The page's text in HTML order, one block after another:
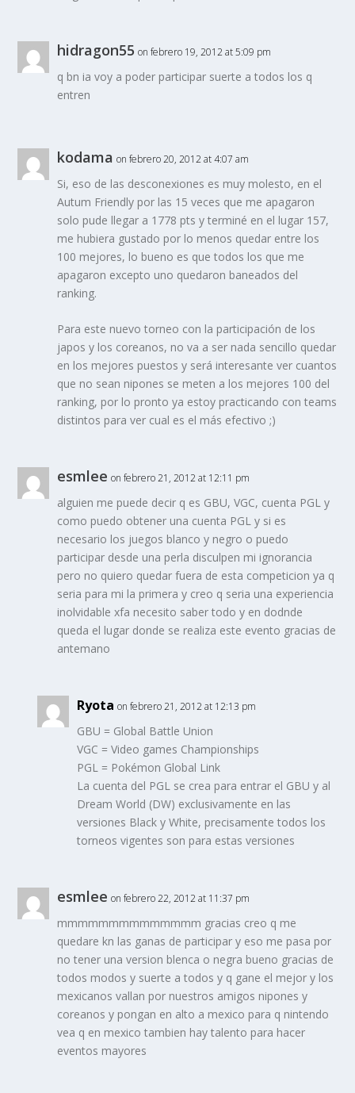
hidragon55 on febrero 19, 2012 at 5:09 pm
q bn ia voy a poder participar suerte a todos los q
entren
kodama on febrero 20, 2012 at 4:07 am
Si, eso de las desconexiones es muy molesto, en el
Autum Friendly por las 15 veces que me apagaron
solo pude llegar a 1778 pts y terminé en el lugar 157,
me hubiera gustado por lo menos quedar entre los
100 mejores, lo bueno es que todos los que me
apagaron excepto uno quedaron baneados del
ranking.
Para este nuevo torneo con la participación de los
japos y los coreanos, no va a ser nada sencillo quedar
en los mejores puestos y será interesante ver cuantos
que no sean nipones se meten a los mejores 100 del
ranking, por lo pronto ya estoy practicando con teams
distintos para ver cual es el más efectivo ;)
esmlee on febrero 21, 2012 at 12:11 pm
alguien me puede decir q es GBU, VGC, cuenta PGL y
como puedo obtener una cuenta PGL y si es
necesario los juegos blanco y negro o puedo
participar desde una perla disculpen mi ignorancia
pero no quiero quedar fuera de esta competicion ya q
seria para mi la primera y creo q seria una experiencia
inolvidable xfa necesito saber todo y en dodnde
queda el lugar donde se realiza este evento gracias de
antemano
Ryota on febrero 21, 2012 at 12:13 pm
GBU = Global Battle Union
VGC = Video games Championships
PGL = Pokémon Global Link
La cuenta del PGL se crea para entrar el GBU y al
Dream World (DW) exclusivamente en las
versiones Black y White, precisamente todos los
torneos vigentes son para estas versiones
esmlee on febrero 22, 2012 at 11:37 pm
mmmmmmmmmmmmmm gracias creo q me
quedare kn las ganas de participar y eso me pasa por
no tener una version blenca o negra bueno gracias de
todos modos y suerte a todos y q gane el mejor y los
mexicanos vallan por nuestros amigos nipones y
coreanos y pongan en alto a mexico para q nintendo
vea q en mexico tambien hay talento para hacer
eventos mayores